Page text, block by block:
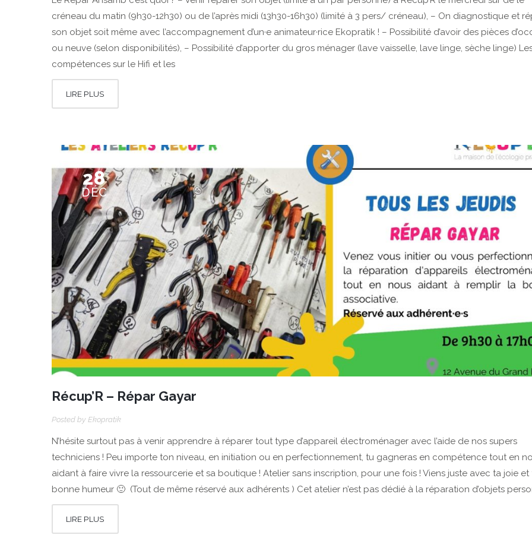
créneau du matin (9h30-12h30) ou de l’après midi (13h30-16h30) (limité à 3 pers/ créneau), – On diagnostique et
son objet soit même avec l’accompagnement d’un·e animateur·rice Ekopratik ! – Possibilité d’avoir des pièces
ou neuve (selon disponibilités), – Possibilité d’apporter du gros ménager (lave vaisselle, lave linge, sèche linge)
compétences sur le Hifi et les
LIRE PLUS
28
DÉC
Récup’R – Répar Gayar
Posted by Ekopratik
N’hésite surtout pas à venir apprendre à réparer tout type d’appareil électroménager avec l’aide de nos supers
techniciens ! Peu importe ton niveau, en initiation ou en perfectionnement, tu gagneras en compétence tout en
aidant à faire vivre la ressourcerie et sa boutique ! Atelier sans inscription, pour une fois ! Viens juste avec ta joie et
bonne humeur 🙂 (Tout de même réservé aux adhérents ) Cet atelier n’est pas dédié à la réparation d’objets
LIRE PLUS